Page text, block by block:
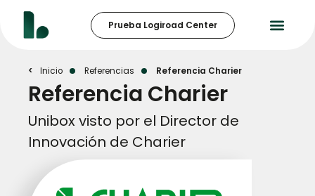
Prueba Logiroad Center
Inicio Referencias Referencia Charier
Referencia Charier
Unibox visto por el Director de
Innovación de Charier